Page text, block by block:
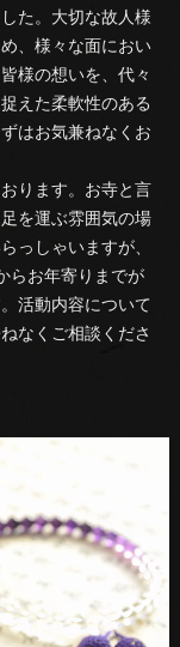
た。大切な故人様
、様々な面におい
様の想いを、代々
えた柔軟性のある
はお気兼ねなくお
ります。お寺と言
を運ぶ雰囲気の場
っしゃいますが、
らお年寄りまでが
活動内容について
なくご相談くださ